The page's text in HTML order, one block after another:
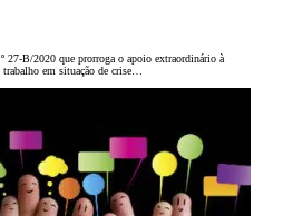
27-B/2020 que prorroga o apoio extraordinário à
em situação de crise…